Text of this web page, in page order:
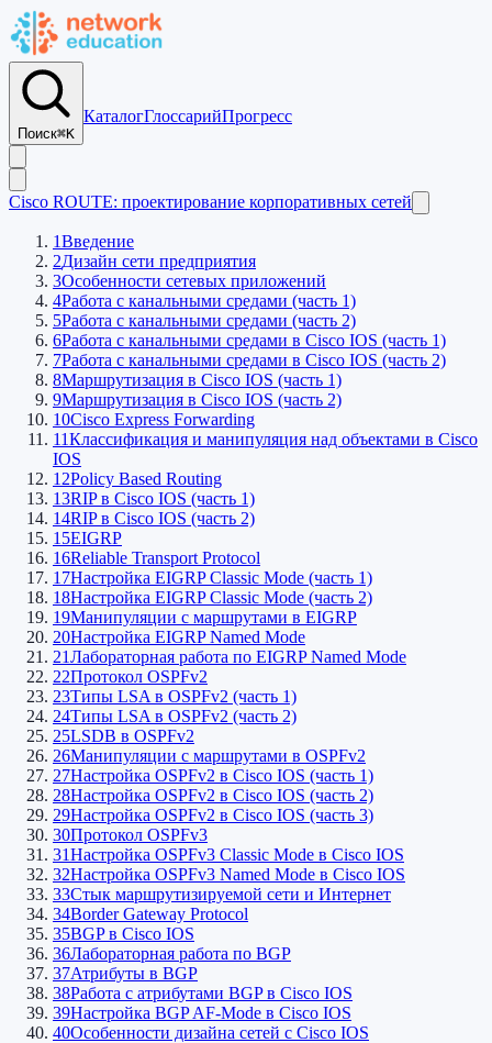
Поиск⌘K
КаталогГлоссарийПрогресс
Cisco ROUTE: проектирование корпоративных сетей
1Введение
2Дизайн сети предприятия
3Особенности сетевых приложений
4Работа с канальными средами (часть 1)
5Работа с канальными средами (часть 2)
6Работа с канальными средами в Cisco IOS (часть 1)
7Работа с канальными средами в Cisco IOS (часть 2)
8Маршрутизация в Cisco IOS (часть 1)
9Маршрутизация в Cisco IOS (часть 2)
10Cisco Express Forwarding
11Классификация и манипуляция над объектами в Cisco
IOS
12Policy Based Routing
13RIP в Cisco IOS (часть 1)
14RIP в Cisco IOS (часть 2)
15EIGRP
16Reliable Transport Protocol
17Настройка EIGRP Classic Mode (часть 1)
18Настройка EIGRP Classic Mode (часть 2)
19Манипуляции с маршрутами в EIGRP
20Настройка EIGRP Named Mode
21Лабораторная работа по EIGRP Named Mode
22Протокол OSPFv2
23Типы LSA в OSPFv2 (часть 1)
24Типы LSA в OSPFv2 (часть 2)
25LSDB в OSPFv2
26Манипуляции с маршрутами в OSPFv2
27Настройка OSPFv2 в Cisco IOS (часть 1)
28Настройка OSPFv2 в Cisco IOS (часть 2)
29Настройка OSPFv2 в Cisco IOS (часть 3)
30Протокол OSPFv3
31Настройка OSPFv3 Classic Mode в Cisco IOS
32Настройка OSPFv3 Named Mode в Cisco IOS
33Стык маршрутизируемой сети и Интернет
34Border Gateway Protocol
35BGP в Cisco IOS
36Лабораторная работа по BGP
37Атрибуты в BGP
38Работа с атрибутами BGP в Cisco IOS
39Настройка BGP AF-Mode в Cisco IOS
40Особенности дизайна сетей c Cisco IOS